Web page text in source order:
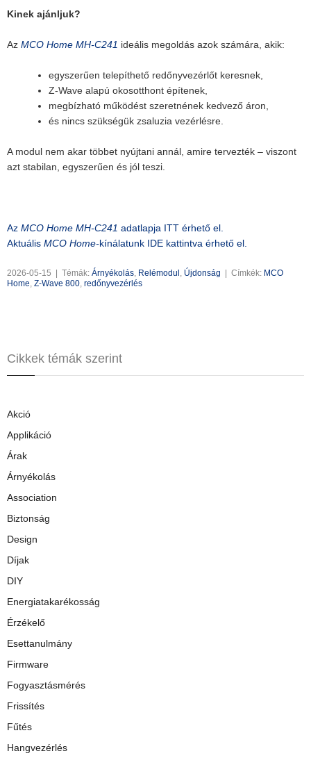
Kinek ajánljuk?
Az MCO Home MH-C241 ideális megoldás azok számára, akik:
egyszerűen telepíthető redőnyvezérlőt keresnek,
Z-Wave alapú okosotthont építenek,
megbízható működést szeretnének kedvező áron,
és nincs szükségük zsaluzia vezérlésre.
A modul nem akar többet nyújtani annál, amire tervezték – viszont
azt stabilan, egyszerűen és jól teszi.
Az MCO Home MH-C241 adatlapja ITT érhető el.
Aktuális MCO Home-kínálatunk IDE kattintva érhető el.
2026-05-15 Témák: Árnyékolás, Relémodul , Újdonság Címkék: MCO
Home, Z-Wave 800, redőnyvezérlés
Cikkek témák szerint
Akció
Applikáció
Árak
Árnyékolás
Association
Biztonság
Design
Díjak
DIY
Energiatakarékosság
Érzékelő
Esettanulmány
Firmware
Fogyasztásmérés
Frissítés
Fűtés
Hangvezérlés